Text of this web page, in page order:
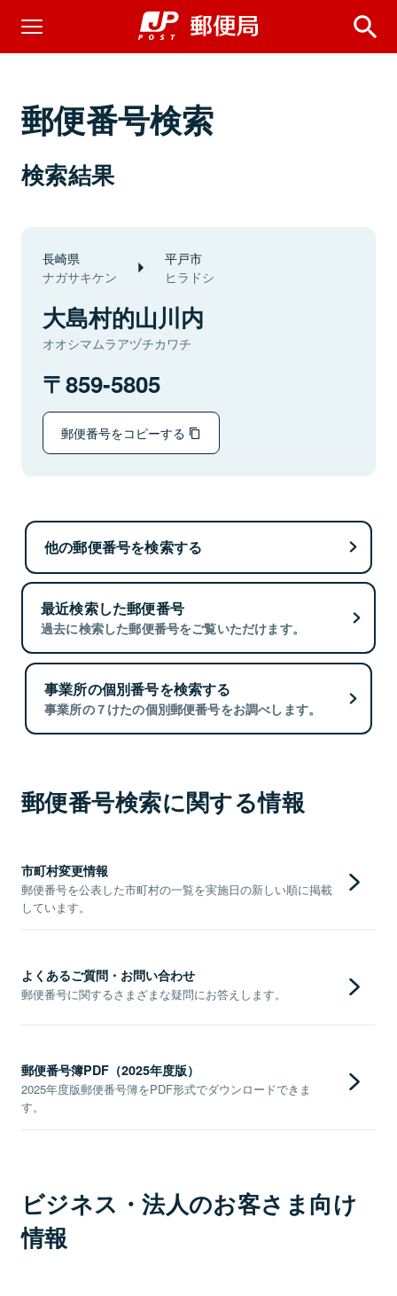
郵便番号検索
検索結果
長崎県
ナガサキケン
平戸市
ヒラドシ
大島村的山川内
オオシマムラアヅチカワチ
859-5805
郵便番号をコピーする
他の郵便番号を検索する
最近検索した郵便番号
過去に検索した郵便番号をご覧いただけます。
事業所の個別番号を検索する
事業所の７けたの個別郵便番号をお調べします。
郵便番号検索に関する情報
市町村変更情報
郵便番号を公表した市町村の一覧を実施日の新しい順に掲載
しています。
よくあるご質問・お問い合わせ
郵便番号に関するさまざまな疑問にお答えします。
郵便番号簿PDF（2025年度版）
2025年度版郵便番号簿をPDF形式でダウンロードできま
す。
ビジネス・法人のお客さま向け
情報